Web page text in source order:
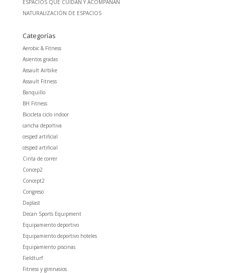
ESPACIOS QUE CUIDAN Y ACOMPAÑAN
NATURALIZACIÓN DE ESPACIOS
Categorías
Aerobic & Fitness
Asientos gradas
Assault Airbike
Assault Fitness
Banquillo
BH Fitness
Bicicleta ciclo indoor
cancha deportiva
cesped artificial
césped artificial
Cinta de correr
Concep2
Concept2
Congreso
Daplast
Decan Sports Equipment
Equipamiento deportivo
Equipamiento deportivo hoteles
Equipamiento piscinas
Fieldturf
Fitness y gimnasios